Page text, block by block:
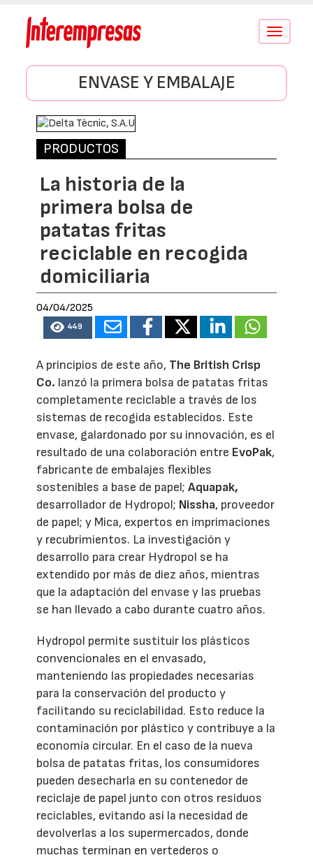
Conmutar
ENVASE Y EMBALAJE
PRODUCTOS
La historia de la
primera bolsa de
patatas fritas
reciclable en recogida
domiciliaria
04/04/2025
449
A principios de este año, The British Crisp
Co. lanzó la primera bolsa de patatas fritas
completamente reciclable a través de los
sistemas de recogida establecidos. Este
envase, galardonado por su innovación, es el
resultado de una colaboración entre EvoPak,
fabricante de embalajes flexibles
sostenibles a base de papel;Aquapak,
desarrollador de Hydropol; Nissha, proveedor
de papel; y Mica, expertos en imprimaciones
y recubrimientos. La investigación y
desarrollo para crear Hydropol se ha
extendido por más de diez años, mientras
que la adaptación del envase y las pruebas
se han llevado a cabo durante cuatro años.
Hydropol permite sustituir los plásticos
convencionales en el envasado,
manteniendo las propiedades necesarias
para la conservación del producto y
facilitando su reciclabilidad. Esto reduce la
contaminación por plástico y contribuye a la
economía circular. En el caso de la nueva
bolsa de patatas fritas, los consumidores
pueden desecharla en su contenedor de
reciclaje de papel junto con otros residuos
reciclables, evitando así la necesidad de
devolverlas a los supermercados, donde
muchas terminan en vertederos o